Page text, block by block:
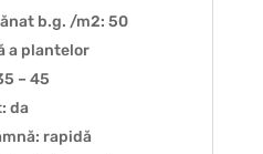
b.g. /m2: 50
a plantelor
– 45
da
rapidă